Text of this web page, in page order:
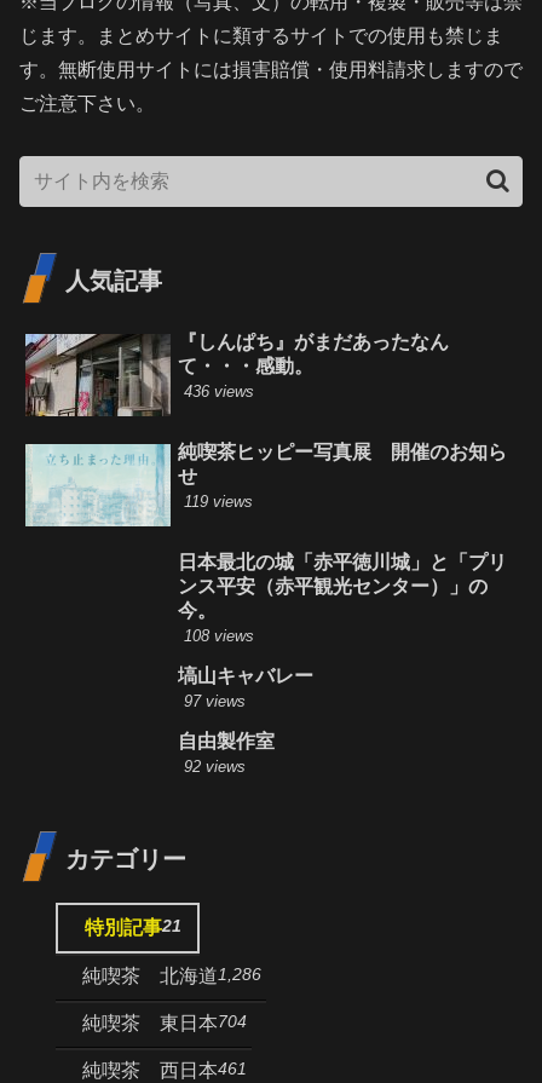
じます。まとめサイトに類するサイトでの使用も禁じま
す。無断使用サイトには損害賠償・使用料請求しますので
ご注意下さい。
人気記事
『しんぱち』がまだあったなん
て・・・感動。
436 views
純喫茶ヒッピー写真展 開催のお知ら
せ
119 views
日本最北の城「赤平徳川城」と「プリ
ンス平安（赤平観光センター）」の
今。
108 views
塙山キャバレー
97 views
自由製作室
92 views
カテゴリー
特別記事21
純喫茶 北海道1,286
純喫茶 東日本704
純喫茶 西日本461